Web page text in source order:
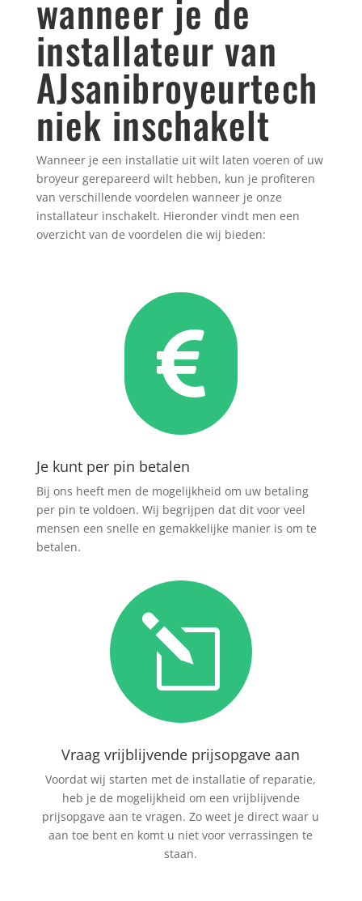
wanneer je de
installateur van
AJsanibroyeurtech
niek inschakelt
Wanneer je een installatie uit wilt laten voeren of uw
broyeur gerepareerd wilt hebben, kun je profiteren
van verschillende voordelen wanneer je onze
installateur inschakelt. Hieronder vindt men een
overzicht van de voordelen die wij bieden:

Je kunt per pin betalen
Bij ons heeft men de mogelijkheid om uw betaling
per pin te voldoen. Wij begrijpen dat dit voor veel
mensen een snelle en gemakkelijke manier is om te
betalen.
l
Vraag vrijblijvende prijsopgave aan
Voordat wij starten met de installatie of reparatie,
heb je de mogelijkheid om een vrijblijvende
prijsopgave aan te vragen. Zo weet je direct waar u
aan toe bent en komt u niet voor verrassingen te
staan.